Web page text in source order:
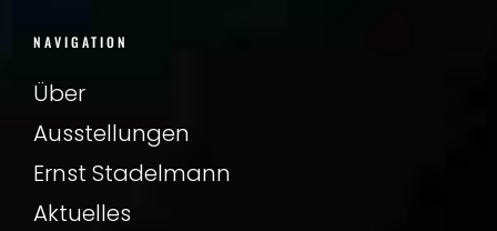
NAVIGATION
Über
Ausstellungen
Ernst Stadelmann
Aktuelles